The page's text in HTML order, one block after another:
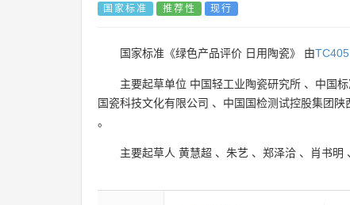
国家标准 推荐性 现行
国家标准《绿色产品评价 日用陶瓷》 由TC405
主要起草单位 中国轻工业陶瓷研究所 、 中国
国瓷科技文化有限公司 、 中国国检测试控股集团陕
。
主要起草人 黄慧超 、 朱艺 、 郑泽洽 、 肖书明